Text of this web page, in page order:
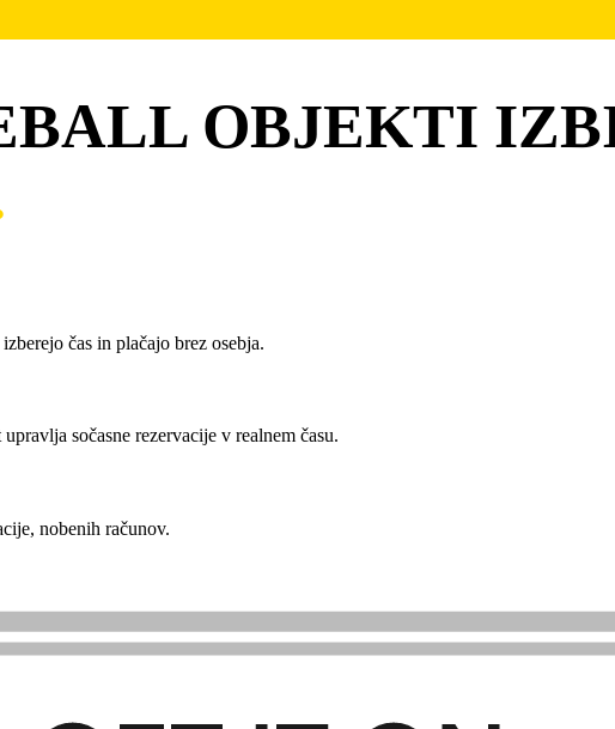
OBJEKTI
čas in plačajo brez osebja.
sočasne rezervacije v realnem času.
nobenih računov.
ki ustrezajo cenam vaših igrišč.